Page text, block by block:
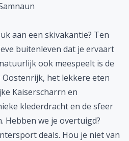
aan een skivakantie? Ten
buitenleven dat je ervaart
ook meespeelt is de
het lekkere eten
Kaiserscharrn en
klederdracht en de sfeer
Hebben we je overtuigd?
deals. Hou je niet van